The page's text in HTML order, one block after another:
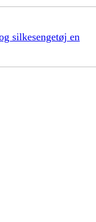
silkesengetøj en